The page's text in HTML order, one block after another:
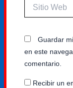
Web
Guardar
en este
comentario.
Recibir un